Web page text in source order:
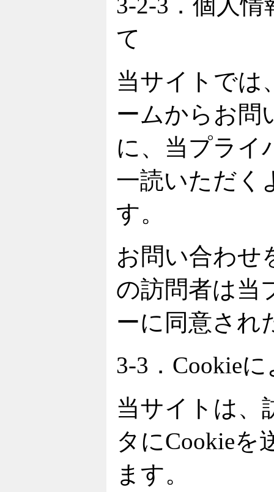
て
当サイトでは
ームからお問
に、当プライ
一読いただく
す。
お問い合わせ
の訪問者は当
ーに同意され
3-3．Cookie
当サイトは、
タにCookieを
ます。